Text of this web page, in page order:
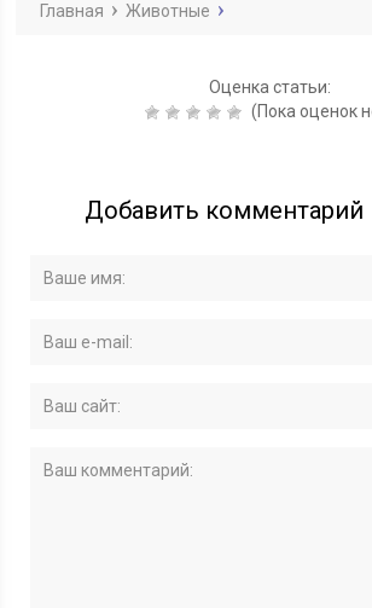
Главная Животные
Оценка статьи:
(Пока оценок
Добавить комментарий